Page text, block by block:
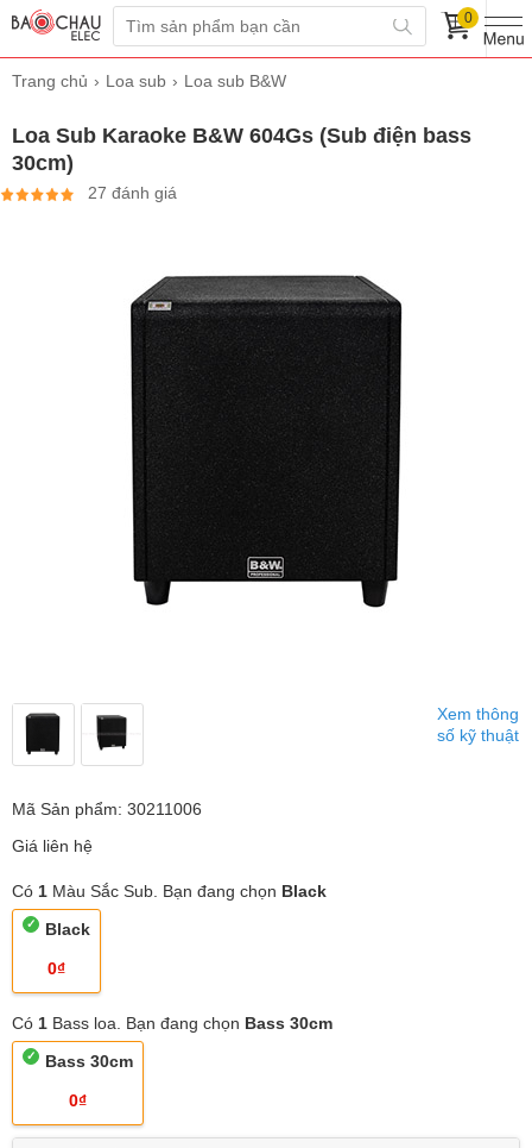
0
Trang chủ Loa sub Loa sub B&W
Loa Sub Karaoke B&W 604Gs (Sub điện bass
30cm)
27 đánh giá
Xem thông
số kỹ thuật
Mã Sản phẩm: 30211006
Giá liên hệ
Có 1 Màu Sắc Sub. Bạn đang chọn Black
Black
0₫
Có 1 Bass loa. Bạn đang chọn Bass 30cm
Bass 30cm
0₫